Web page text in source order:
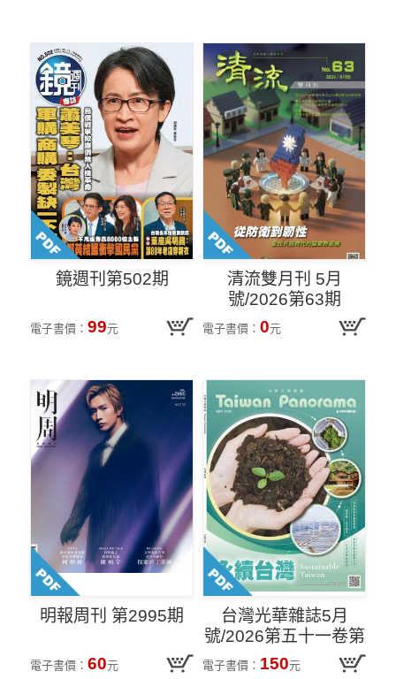
鏡週刊第502期
電子書價： 99元
清流雙月刊 5月
號/2026第63期
電子書價： 0元
明報周刊 第2995期
電子書價： 60元
台灣光華雜誌5月
號/2026第五十一卷第
5期
電子書價： 150元